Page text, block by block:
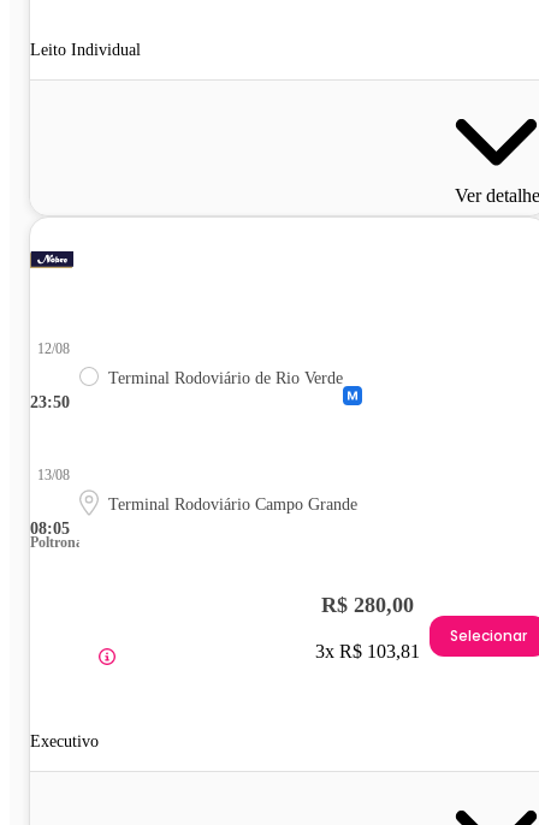
Leito Individual
Ver
23:50
12/08
Terminal Rodoviário de Rio Verde
08:05
13/08
Terminal Rodoviário Campo Grande
Poltrona
Executivo
R$ 280,00
3x R$ 103,81
Selecionar